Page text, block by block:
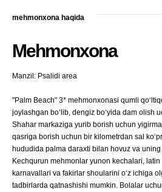
mehmonxona haqida
Mehmonxona
Manzil: Psalidi area
"Palm Beach" 3* mehmonxonasi qumli
joylashgan bo‘lib, dengiz bo‘yida dam olish
Shahar markaziga yurib borish uchun
qasriga borish uchun bir kilometrdan sal
hududida palma daraxti bilan hovuz va
Kechqurun mehmonlar yunon kechalari,
karnavallari va fakirlar shoularini o‘z ichiga
tadbirlarda qatnashishi mumkin. Bolalar